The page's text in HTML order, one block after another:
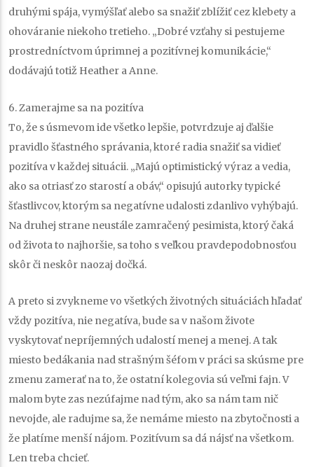
druhými spája, vymýšľať alebo sa snažiť zblížiť cez klebety a
ohováranie niekoho tretieho. „Dobré vzťahy si pestujeme
prostredníctvom úprimnej a pozitívnej komunikácie,“
dodávajú totiž Heather a Anne.
6. Zamerajme sa na pozitíva
To, že s úsmevom ide všetko lepšie, potvrdzuje aj ďalšie
pravidlo šťastného správania, ktoré radia snažiť sa vidieť
pozitíva v každej situácii. „Majú optimistický výraz a vedia,
ako sa otriasť zo starostí a obáv,“ opisujú autorky typické
šťastlivcov, ktorým sa negatívne udalosti zdanlivo vyhýbajú.
Na druhej strane neustále zamračený pesimista, ktorý čaká
od života to najhoršie, sa toho s veľkou pravdepodobnosťou
skôr či neskôr naozaj dočká.
A preto si zvykneme vo všetkých životných situáciách hľadať
vždy pozitíva, nie negatíva, bude sa v našom živote
vyskytovať nepríjemných udalostí menej a menej. A tak
miesto bedákania nad strašným šéfom v práci sa skúsme pre
zmenu zamerať na to, že ostatní kolegovia sú veľmi fajn. V
malom byte zas nezúfajme nad tým, ako sa nám tam nič
nevojde, ale radujme sa, že nemáme miesto na zbytočnosti a
že platíme menší nájom. Pozitívum sa dá nájsť na všetkom.
Len treba chcieť.